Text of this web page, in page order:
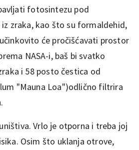
fotosintezu pod
zraka, kao što su formaldehid,
će pročišćavati prostor
NASA-i, baš bi svatko
i 58 posto čestica od
"Mauna Loa")odlično filtrira
Vrlo je otporna i treba joj
Osim što uklanja otrove,